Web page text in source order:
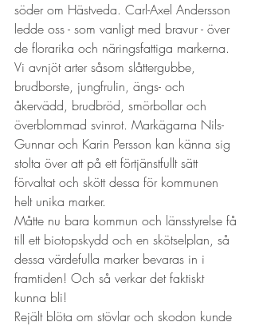
söder om Hästveda. Carl-Axel Andersson
ledde oss - som vanligt med bravur - över
de florarika och näringsfattiga markerna.
Vi avnjöt arter såsom slåttergubbe,
brudborste, jungfrulin, ängs- och
åkervädd, brudbröd, smörbollar och
överblommad svinrot. Markägarna Nils-
Gunnar och Karin Persson kan känna sig
stolta över att på ett förtjänstfullt sätt
förvaltat och skött dessa för kommunen
helt unika marker.
Måtte nu bara kommun och länsstyrelse få
till ett biotopskydd och en skötselplan, så
dessa värdefulla marker bevaras in i
framtiden! Och så verkar det faktiskt
kunna bli!
Rejält blöta om stövlar och skodon kunde